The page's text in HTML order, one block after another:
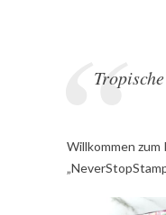
Willkommen